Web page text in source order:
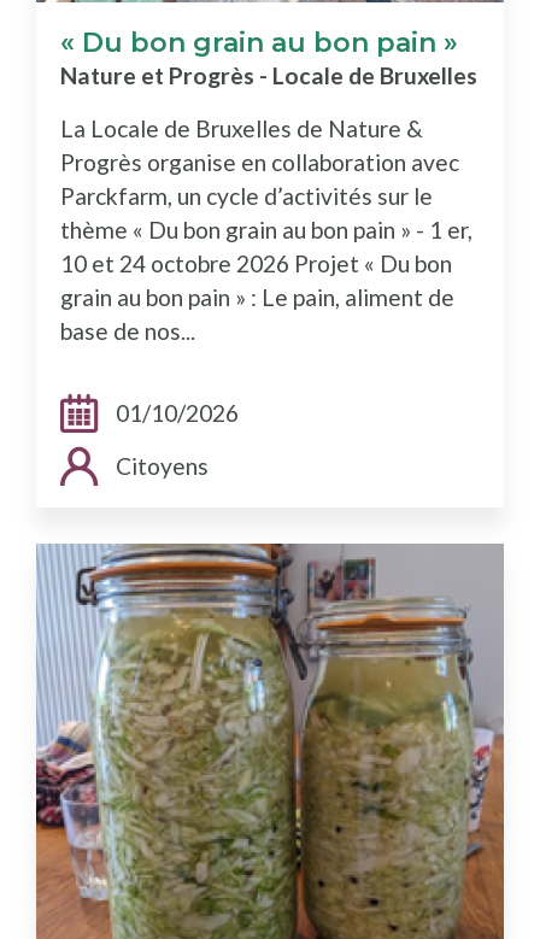
« Du bon grain au bon pain »
Nature et Progrès - Locale de Bruxelles
La Locale de Bruxelles de Nature &
Progrès organise en collaboration avec
Parckfarm, un cycle d’activités sur le
thème « Du bon grain au bon pain » - 1 er,
10 et 24 octobre 2026 Projet « Du bon
grain au bon pain » : Le pain, aliment de
base de nos...
Dates:01/10/2026
Public cible:
Citoyens